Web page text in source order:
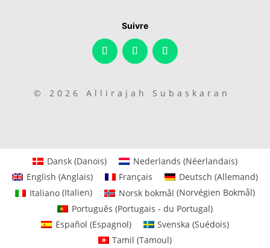
Suivre
© 2026 Allirajah Subaskaran
Dansk (Danois) Nederlands (Néerlandais)
English (Anglais) Français Deutsch (Allemand)
Italiano (Italien) Norsk bokmål (Norvégien Bokmål)
Português (Portugais - du Portugal)
Español (Espagnol) Svenska (Suédois)
Tamil (Tamoul)